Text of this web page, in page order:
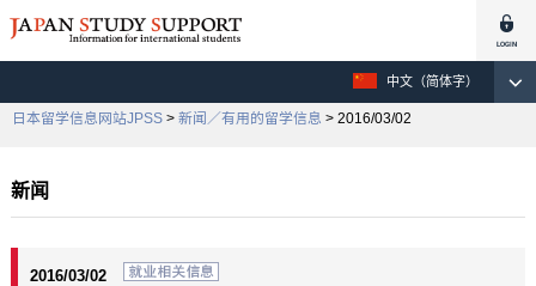
中文（简体字）
日本留学信息网站JPSS > 新闻／有用的留学信息 > 2016/03/02
新闻
2016/03/02